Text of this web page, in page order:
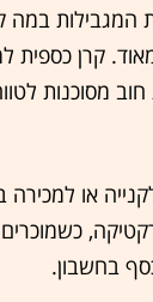
המגבילות במה
מאוד. קרן
מסוכנות
או
בחשבון.